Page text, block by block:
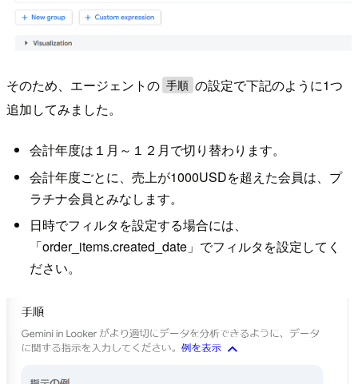
そのため、エージェントの 手順 の設定で下記のように1つ
追加してみました。
会計年度は１月～１２月で切り替わります。
会計年度ごとに、売上が1000USDを超えた会員は、プ
ラチナ会員とみなします。
日時でフィルタを設定する場合には、
「order_items.created_date」でフィルタを設定してく
ださい。